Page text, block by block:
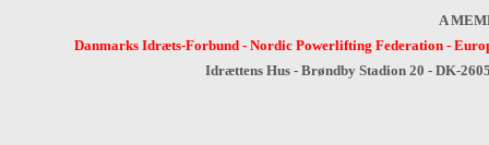
A
Danmarks Idræts-Forbund- Nordic Powerlifting Federation-
Idrættens Hus - Brøndby Stadion 20 - DK-